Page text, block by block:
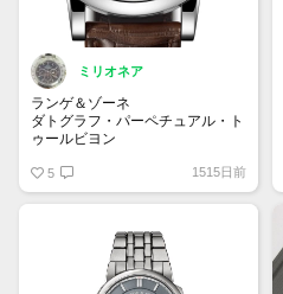
ミリオネア
ランゲ＆ゾーネ
ダトグラフ・パーペチュアル・ト
ゥールビヨン
クロノグラフ、ムーンフェイズ、
永久カレンダー、トゥールビヨ
ン、パワーリザーブと最強の時
個人的にはサーモンピンクも流行
りのカラーになるかと思います✨
5 1515日前